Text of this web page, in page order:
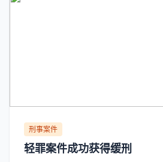
刑事案件
轻罪案件成功获得缓刑